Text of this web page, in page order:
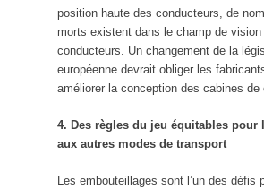
position haute des conducteurs, de
morts existent dans le champ de vision
conducteurs. Un changement de la
européenne devrait obliger les
améliorer la conception des cabines de
4. Des règles du jeu équitables pour
aux autres modes de transport
Les embouteillages sont l’un des défis